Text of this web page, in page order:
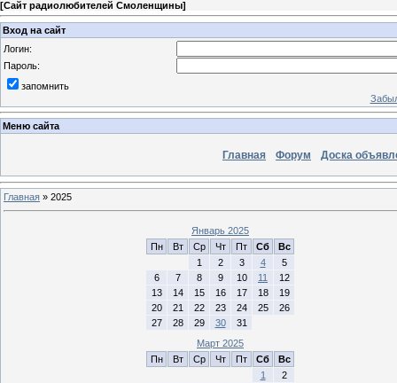
[Сайт радиолюбителей Смоленщины]
Вход на сайт
Логин:
Пароль:
запомнить
Меню сайта
Главная Форум Доска
Главная » 2025
Январь 2025
Пн
Вт Ср Чт Пт Сб
Вс
1
2 3 4
5
6
7 8 9 10 11
12
13
14 15 16 17 18
19
20
21 22 23 24 25
26
27
28 29 30
31
Март 2025
Пн
Вт Ср Чт Пт Сб
Вс
1
2